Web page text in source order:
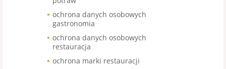
ochrona danych osobowych
gastronomia
ochrona danych osobowych
restauracja
ochrona marki restauracji